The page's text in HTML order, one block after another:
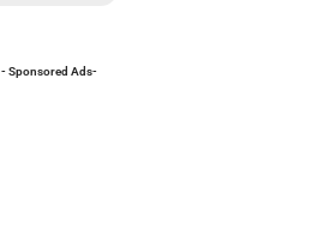
- Sponsored Ads-